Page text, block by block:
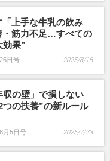
「上手な牛乳の飲み
・筋力不足…すべての
効果”
日号 2025/8/16
の壁」で損しない
の扶養”の新ルール
月5日号 2025/7/23